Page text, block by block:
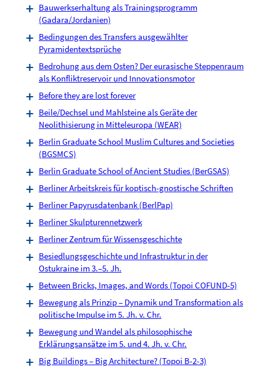
Bauwerkserhaltung als Trainingsprogramm
(Gadara/Jordanien)
Bedingungen des Transfers ausgewählter
Pyramidentextsprüche
Bedrohung aus dem Osten? Der eurasische Steppenraum
als Konfliktreservoir und Innovationsmotor
Before they are lost forever
Beile/Dechsel und Mahlsteine als Geräte der
Neolithisierung in Mitteleuropa (WEAR)
Berlin Graduate School Muslim Cultures and Societies
(BGSMCS)
Berlin Graduate School of Ancient Studies (BerGSAS)
Berliner Arbeitskreis für koptisch-gnostische Schriften
Berliner Papyrusdatenbank (BerlPap)
Berliner Skulpturennetzwerk
Berliner Zentrum für Wissensgeschichte
Besiedlungsgeschichte und Infrastruktur in der
Ostukraine im 3.–5. Jh.
Between Bricks, Images, and Words (Topoi COFUND-5)
Bewegung als Prinzip – Dynamik und Transformation als
politische Impulse im 5. Jh. v. Chr.
Bewegung und Wandel als philosophische
Erklärungsansätze im 5. und 4. Jh. v. Chr.
Big Buildings – Big Architecture? (Topoi B-2-3)